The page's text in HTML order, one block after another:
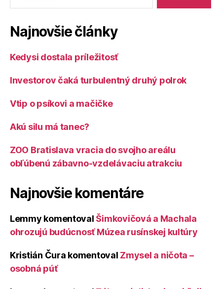
Najnovšie články
Kedysi dostala príležitosť
Investorov čaká turbulentný druhý polrok
Vtip o psíkovi a mačičke
Akú silu má tanec?
ZOO Bratislava vracia do svojho areálu
obľúbenú zábavno-vzdelávaciu atrakciu
Najnovšie komentáre
Lemmy komentoval Šimkovičová a Machala
ohrozujú budúcnosť Múzea rusínskej kultúry
Kristián Čura komentoval Zmysel a ničota –
osobná púť